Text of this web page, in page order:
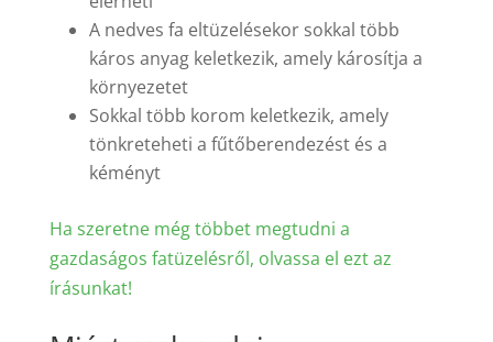
A nedves fa eltüzelésekor sokkal több
káros anyag keletkezik, amely károsítja a
környezetet
Sokkal több korom keletkezik, amely
tönkreteheti a fűtőberendezést és a
kéményt
Ha szeretne még többet megtudni a
gazdaságos fatüzelésről, olvassa el ezt az
írásunkat!